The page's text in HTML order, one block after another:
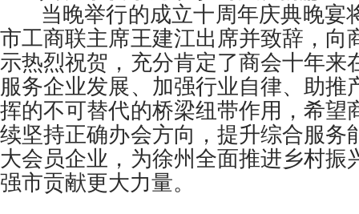
当晚举行的成立十周年庆典晚宴
市工商联主席王建江出席并致辞，向
示热烈祝贺，充分肯定了商会十年来
服务企业发展、加强行业自律、助推
挥的不可替代的桥梁纽带作用，希望
续坚持正确办会方向，提升综合服务
大会员企业，为徐州全面推进乡村振
强市贡献更大力量。